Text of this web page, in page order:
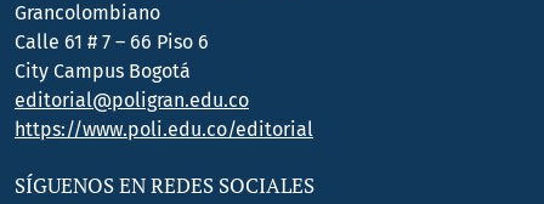
Grancolombiano
Calle 61 # 7 – 66 Piso 6
City Campus Bogotá
editorial@poligran.edu.co
https://www.poli.edu.co/editorial
SÍGUENOS EN REDES SOCIALES